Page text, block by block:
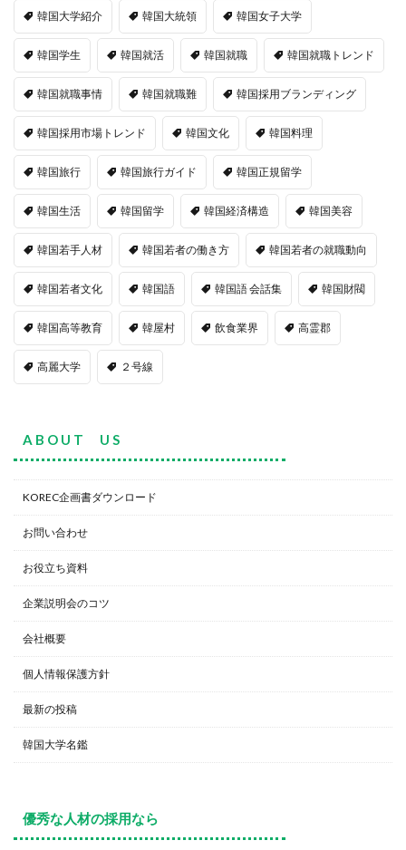
韓国大学紹介 韓国大統領 韓国女子大学
韓国学生 韓国就活 韓国就職 韓国就職トレンド
韓国就職事情 韓国就職難 韓国採用ブランディング
韓国採用市場トレンド 韓国文化 韓国料理
韓国旅行 韓国旅行ガイド 韓国正規留学
韓国生活 韓国留学 韓国経済構造 韓国美容
韓国若手人材 韓国若者の働き方 韓国若者の就職動向
韓国若者文化 韓国語 韓国語 会話集 韓国財閥
韓国高等教育 韓屋村 飲食業界 高霊郡
高麗大学 ２号線
A B O U T U S
KOREC企画書ダウンロード
お問い合わせ
お役立ち資料
企業説明会のコツ
会社概要
個人情報保護方針
最新の投稿
韓国大学名鑑
優秀な人材の採用なら